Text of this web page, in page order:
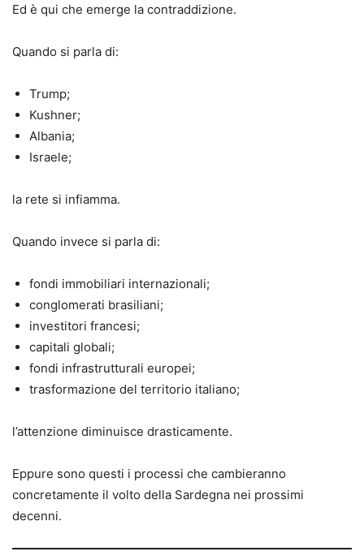
Ed è qui che emerge la contraddizione.
Quando si parla di:
Trump;
Kushner;
Albania;
Israele;
la rete si infiamma.
Quando invece si parla di:
fondi immobiliari internazionali;
conglomerati brasiliani;
investitori francesi;
capitali globali;
fondi infrastrutturali europei;
trasformazione del territorio italiano;
l’attenzione diminuisce drasticamente.
Eppure sono questi i processi che cambieranno
concretamente il volto della Sardegna nei prossimi
decenni.